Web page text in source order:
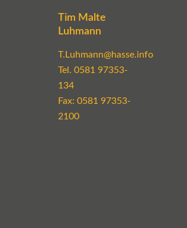
Tim Malte
Luhmann
T.Luhmann@hasse.info
Tel.0581 97353-
134
Fax: 0581 97353-
2100